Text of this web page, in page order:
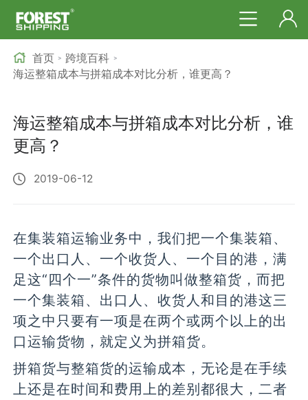
首页 > 跨境百科 >
海运整箱成本与拼箱成本对比分析，谁更高？
海运整箱成本与拼箱成本对比分析，谁
更高？
2019-06-12
在集装箱运输业务中，我们把一个集装箱、
一个出口人、一个收货人、一个目的港，满
足这“四个一”条件的货物叫做整箱货，而把
一个集装箱、出口人、收货人和目的港这三
项之中只要有一项是在两个或两个以上的出
口运输货物，就定义为拼箱货。
拼箱货与整箱货的运输成本，无论是在手续
上还是在时间和费用上的差别都很大，二者